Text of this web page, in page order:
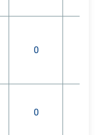
0
0